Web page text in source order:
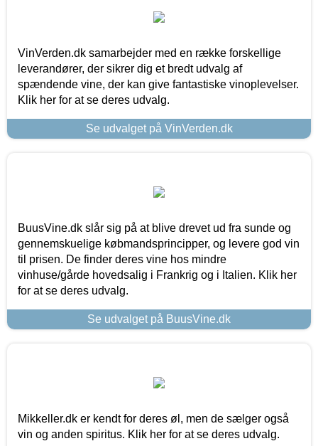
VinVerden.dk samarbejder med en række forskellige
leverandører, der sikrer dig et bredt udvalg af
spændende vine, der kan give fantastiske vinoplevelser.
Klik her for at se deres udvalg.
Se udvalget på VinVerden.dk
BuusVine.dk slår sig på at blive drevet ud fra sunde og
gennemskuelige købmandsprincipper, og levere god vin
til prisen. De finder deres vine hos mindre
vinhuse/gårde hovedsalig i Frankrig og i Italien. Klik her
for at se deres udvalg.
Se udvalget på BuusVine.dk
Mikkeller.dk er kendt for deres øl, men de sælger også
vin og anden spiritus. Klik her for at se deres udvalg.